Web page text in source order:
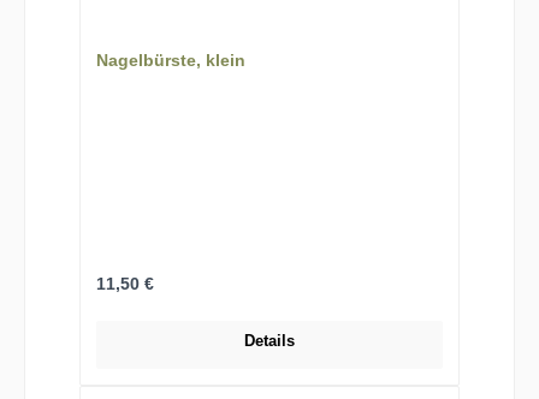
Nagelbürste, klein
Regulärer Preis:
11,50 €
Details